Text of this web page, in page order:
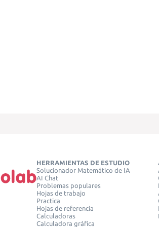
HERRAMIENTAS DE ESTUDIO
Solucionador Matemático de IA
AI Chat
Problemas populares
Hojas de trabajo
Practica
Hojas de referencia
Calculadoras
Calculadora gráfica